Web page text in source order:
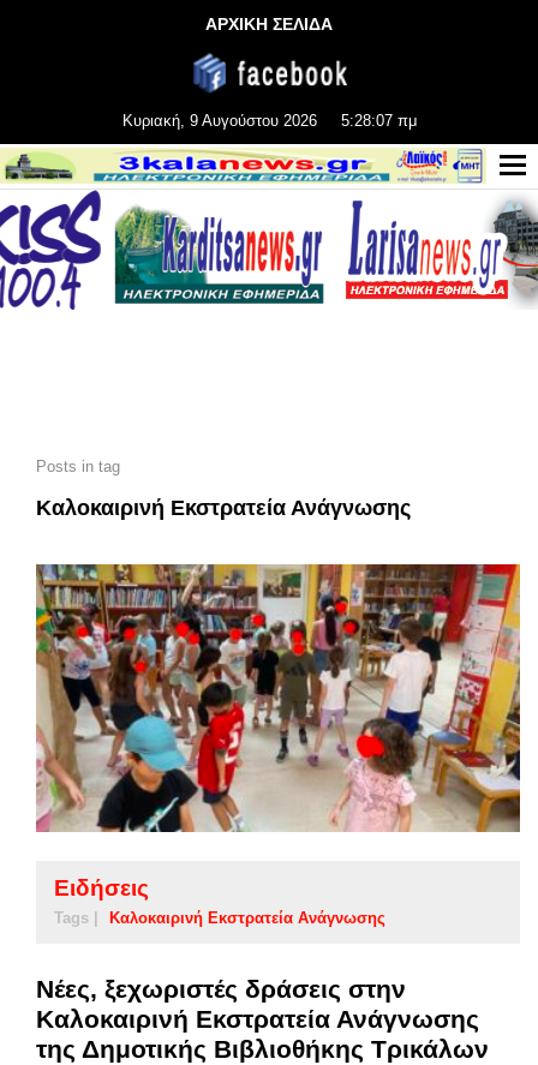
ΑΡΧΙΚΗ ΣΕΛΙΔΑ
Κυριακή, 9 Αυγούστου 2026 5:28:08 πμ
Posts in tag
Καλοκαιρινή Εκστρατεία Ανάγνωσης
Ειδήσεις
Tags | Καλοκαιρινή Εκστρατεία Ανάγνωσης
Νέες, ξεχωριστές δράσεις στην
Καλοκαιρινή Εκστρατεία Ανάγνωσης
της Δημοτικής Βιβλιοθήκης Τρικάλων